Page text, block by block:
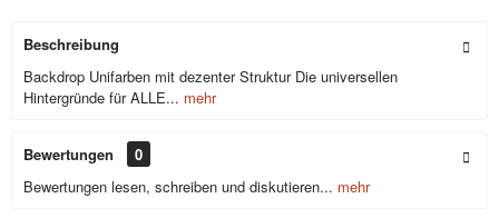
Beschreibung
Backdrop Unifarben mit dezenter Struktur Die universellen
Hintergründe für ALLE... mehr
Bewertungen
0
Bewertungen lesen, schreiben und diskutieren... mehr